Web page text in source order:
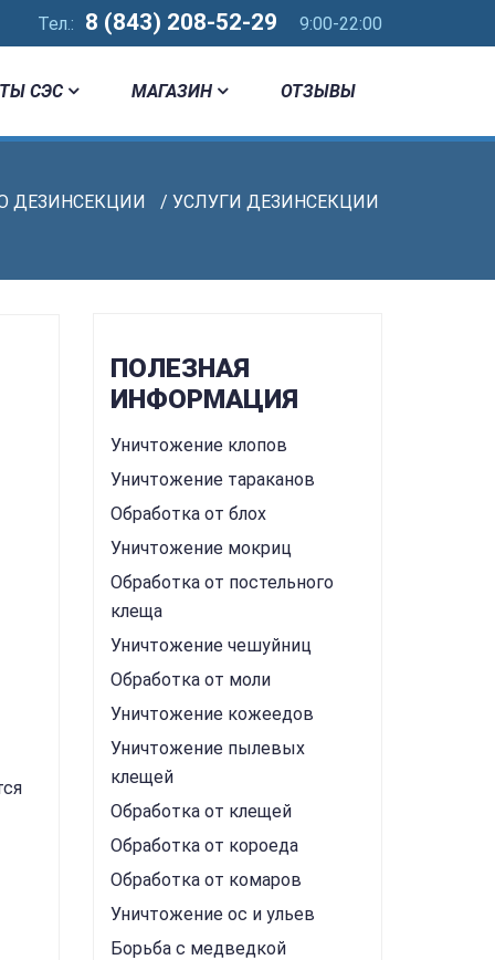
Тел.: 8 (843) 208-52-29 9:00-22:00
СЭС МАГАЗИН ОТЗЫВЫ
ДЕЗИНСЕКЦИИ / УСЛУГИ ДЕЗИНСЕКЦИИ
ПОЛЕЗНАЯ
ИНФОРМАЦИЯ
Уничтожение клопов
Уничтожение тараканов
Обработка от блох
Уничтожение мокриц
Обработка от постельного
клеща
Уничтожение чешуйниц
Обработка от моли
Уничтожение кожеедов
Уничтожение пылевых
клещей
Обработка от клещей
Обработка от короеда
Обработка от комаров
Уничтожение ос и ульев
Борьба с медведкой